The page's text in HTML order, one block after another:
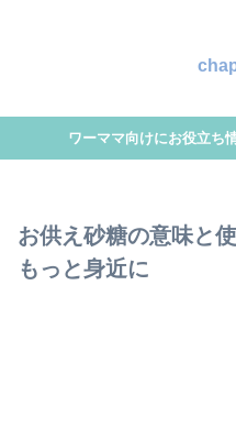
ワーママ向けにお役立ち
お供え砂糖の意味と
もっと身近に